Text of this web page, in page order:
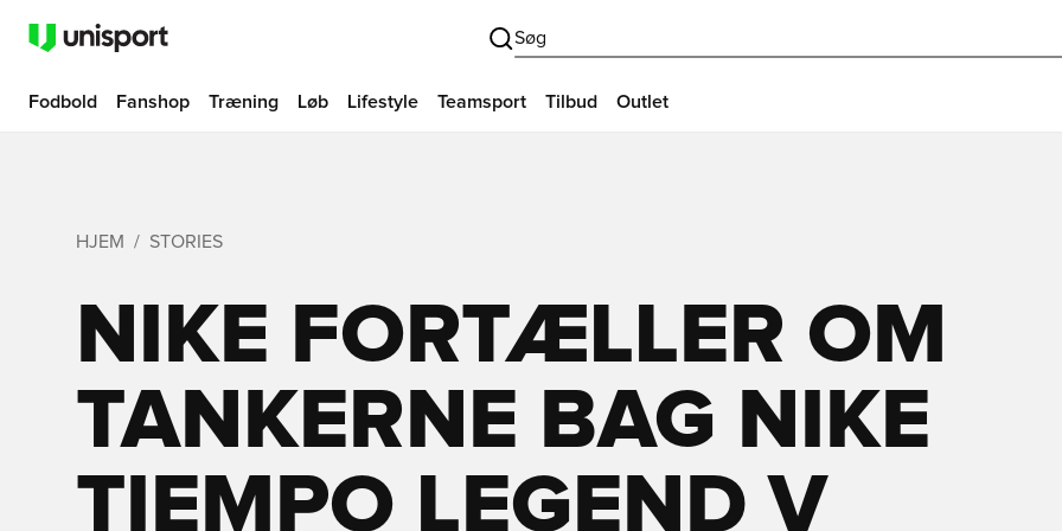
Søg
Fodbold Fanshop Træning Løb Lifestyle Teamsport Tilbud Outlet
HJEM STORIES
NIKE FORTÆLLER OM
TANKERNE BAG NIKE
TIEMPO LEGEND V